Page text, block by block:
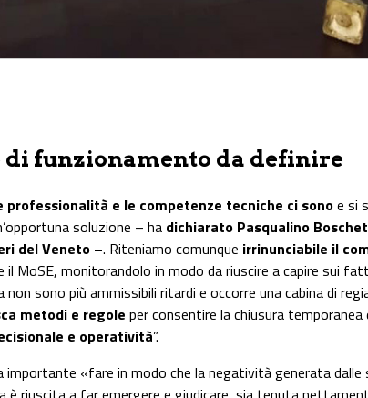
di funzionamento da definire
professionalità e le competenze tecniche ci sonoe si
soluzione – ha dichiarato Pasqualino
del Veneto –. Riteniamo comunque irrinunciabile il
MoSE, monitorandolo in modo da riuscire a capire sui
non sono più ammissibili ritardi e occorre una cabina di
metodi e regole per consentire la chiusura
e operatività”.
«fare in modo che la negatività generata dalle